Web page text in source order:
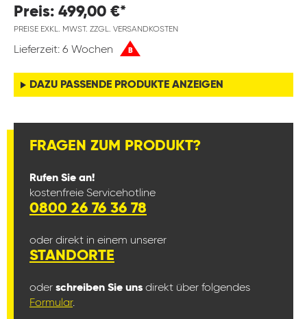
Preis: 499,00 €*
PREISE EXKL. MWST. ZZGL. VERSANDKOSTEN
Lieferzeit: 6 Wochen B
DAZU PASSENDE PRODUKTE ANZEIGEN
FRAGEN ZUM PRODUKT?
Rufen Sie an!
kostenfreie Servicehotline
0800 26 76 36 78
oder direkt in einem unserer
STANDORTE
oder schreiben Sie uns direkt über folgendes
Formular.